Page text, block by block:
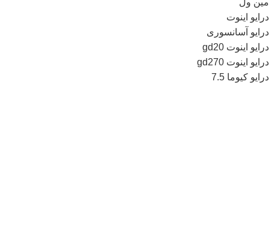
مین ول
درایو اینوت
درایو آسانسوری
درایو اینوت gd20
درایو اینوت gd270
درایو کیوما 7.5